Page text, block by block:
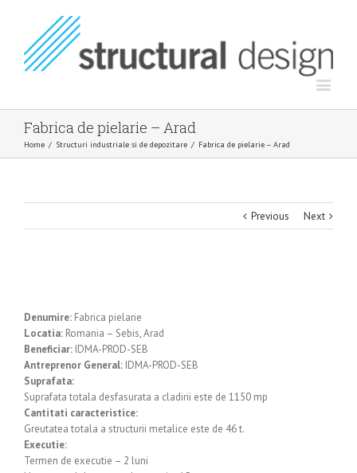
Fabrica de pielarie – Arad
Home / Structuri industriale si de depozitare / Fabrica de pielarie – Arad
Previous Next
Denumire: Fabrica pielarie
Locatia: Romania – Sebis, Arad
Beneficiar: IDMA-PROD-SEB
Antreprenor General: IDMA-PROD-SEB
Suprafata:
Suprafata totala desfasurata a cladirii este de 1150 mp
Cantitati caracteristice:
Greutatea totala a structurii metalice este de 46 t.
Executie:
Termen de executie – 2 luni